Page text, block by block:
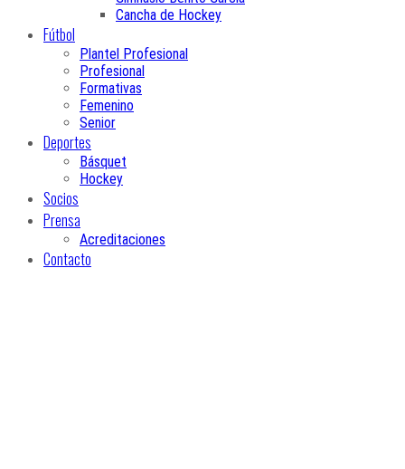
Cancha de Hockey
Fútbol
Plantel Profesional
Profesional
Formativas
Femenino
Senior
Deportes
Básquet
Hockey
Socios
Prensa
Acreditaciones
Contacto